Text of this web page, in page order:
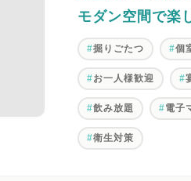
モダン空間で楽
掘りごたつ 個
お一人様歓迎
飲み放題 電子
衛生対策